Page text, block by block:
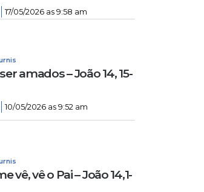
17/05/2026 as 9:58 am
amados – João 14, 15-
10/05/2026 as 9:52 am
vê, vê o Pai – João 14,1-